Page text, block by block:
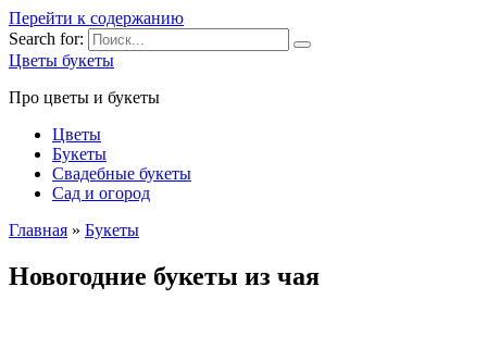
Перейти к содержанию
Search for:
Цветы букеты
Про цветы и букеты
Цветы
Букеты
Свадебные букеты
Сад и огород
Главная » Букеты
Новогодние букеты из чая